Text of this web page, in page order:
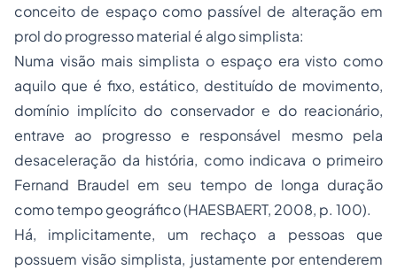
conceito de espaço como passível de alteração em
prol do progresso material é algo simplista:
Numa visão mais simplista o espaço era visto como
aquilo que é fixo, estático, destituído de movimento,
domínio implícito do conservador e do reacionário,
entrave ao progresso e responsável mesmo pela
desaceleração da história, como indicava o primeiro
Fernand Braudel em seu tempo de longa duração
como tempo geográfico (HAESBAERT, 2008, p. 100).
Há, implicitamente, um rechaço a pessoas que
possuem visão simplista, justamente por entenderem